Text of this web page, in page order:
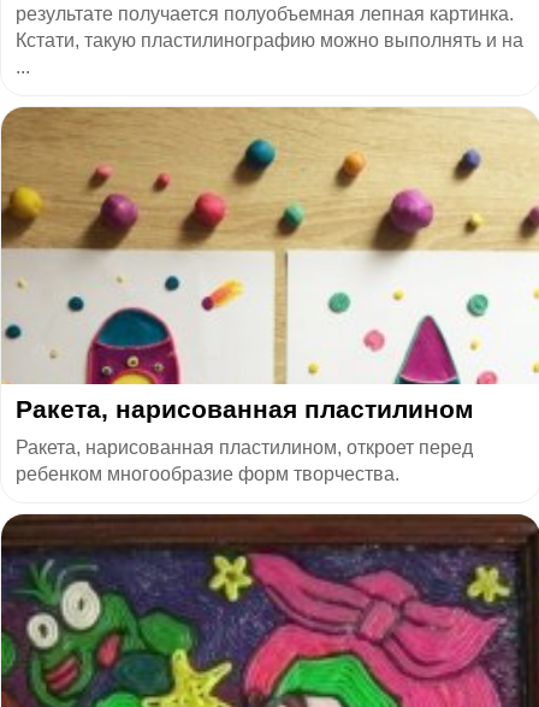
результате получается полуобъемная лепная картинка.
Кстати, такую пластилинографию можно выполнять и на
...
Ракета, нарисованная пластилином
Ракета, нарисованная пластилином, откроет перед
ребенком многообразие форм творчества.